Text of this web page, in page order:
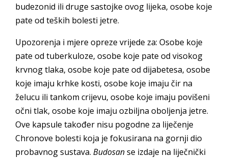
budezonid ili druge sastojke ovog lijeka, osobe koje
pate od teških bolesti jetre.
Upozorenja i mjere opreze vrijede za: Osobe koje
pate od tuberkuloze, osobe koje pate od visokog
krvnog tlaka, osobe koje pate od dijabetesa, osobe
koje imaju krhke kosti, osobe koje imaju čir na
želucu ili tankom crijevu, osobe koje imaju povišeni
očni tlak, osobe koje imaju ozbiljna oboljenja jetre.
Ove kapsule također nisu pogodne za liječenje
Chronove bolesti koja je fokusirana na gornji dio
probavnog sustava. Budosanse izdaje na liječnički